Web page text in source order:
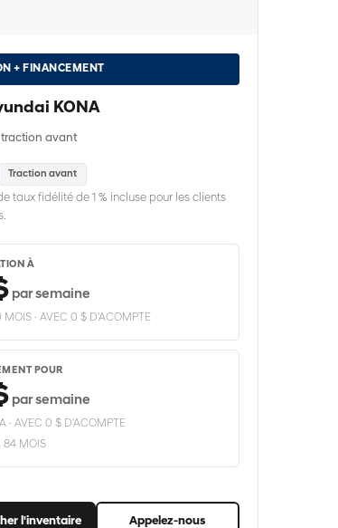
+ FINANCEMENT
KONA
traction avant
Traction avant
taux fidélité de 1 % incluse pour les clients
À
par semaine
MOIS · AVEC 0 $ D'ACOMPTE
POUR
par semaine
· AVEC 0 $ D'ACOMPTE
84 MOIS
l'inventaire Appelez-nous